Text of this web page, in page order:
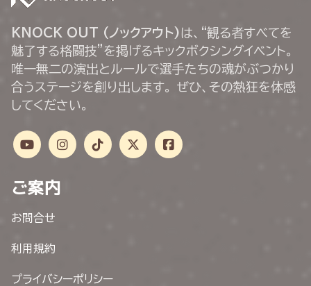
KNOCK OUT (ノックアウト) は、“観る者すべてを
魅了する格闘技”を掲げるキックボクシングイベント。
唯一無二の演出とルールで選手たちの魂がぶつかり
合うステージを創り出します。 ぜひ、その熱狂を体感
してください。
ご案内
お問合せ
利用規約
プライバシーポリシー